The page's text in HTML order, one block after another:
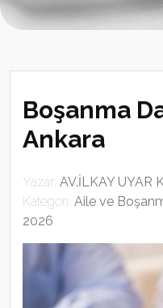
Boşanma
Ankara
Yazar: AV.İLKAY UYAR
Kategori: Aile ve
2026